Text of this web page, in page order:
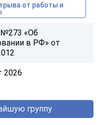
от работы и
«Об
в РФ» от
2026
группу